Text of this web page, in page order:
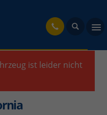
ist leider nicht